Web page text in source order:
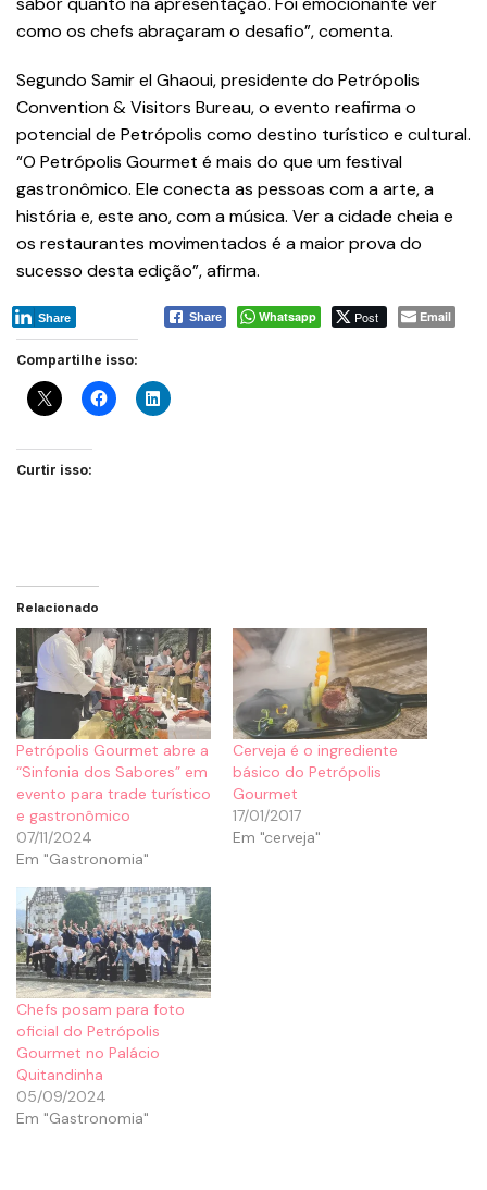
como os chefs abraçaram o desafio”, comenta.
Segundo Samir el Ghaoui, presidente do Petrópolis
Convention & Visitors Bureau, o evento reafirma o
potencial de Petrópolis como destino turístico e cultural.
“O Petrópolis Gourmet é mais do que um festival
gastronômico. Ele conecta as pessoas com a arte, a
história e, este ano, com a música. Ver a cidade cheia e
os restaurantes movimentados é a maior prova do
sucesso desta edição”, afirma.
Share Whatsapp Post Email
Share
Compartilhe isso:
Curtir isso:
Relacionado
Petrópolis Gourmet abre a
“Sinfonia dos Sabores” em
evento para trade turístico
e gastronômico
07/11/2024
Em "Gastronomia"
Cerveja é o ingrediente
básico do Petrópolis
Gourmet
17/01/2017
Em "cerveja"
Chefs posam para foto
oficial do Petrópolis
Gourmet no Palácio
Quitandinha
05/09/2024
Em "Gastronomia"